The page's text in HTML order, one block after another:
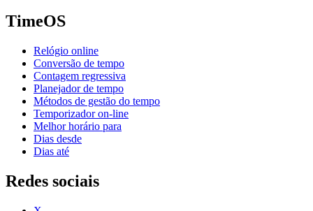
TimeOS
Relógio online
Conversão de tempo
Contagem regressiva
Planejador de tempo
Métodos de gestão do tempo
Temporizador on-line
Melhor horário para
Dias desde
Dias até
Redes sociais